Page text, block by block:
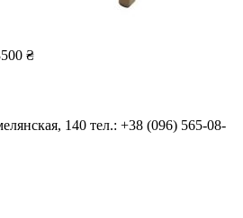
₴
140 тел.: +38 (096) 565-08-